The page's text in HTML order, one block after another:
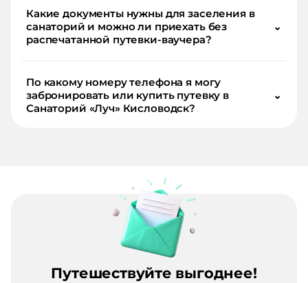
Какие документы нужны для заселения в
санаторий и можно ли приехать без
распечатанной путевки-ваучера?
⌄
По какому номеру телефона я могу
забронировать или купить путевку в
Санаторий «Луч» Кисловодск?
⌄
Путешествуйте выгоднее!